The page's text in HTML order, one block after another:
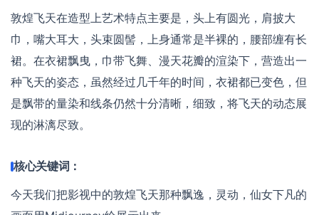
敦煌飞天在造型上艺术特点主要是，头上有圆光，肩披大
巾，嘴大耳大，头束圆髻，上身通常是半裸的，腰部缠有长
裙。在衣裙飘曳，巾带飞舞、漫天花瓣的渲染下，营造出一
种飞天的姿态，虽然经过几千年的时间，衣裙都已变色，但
是飘带的量染和线条仍然十分清晰，细致，将飞天的动态展
现的淋漓尽致。
核心关键词：
今天我们把影视中的敦煌飞天那种飘逸，灵动，仙女下凡的